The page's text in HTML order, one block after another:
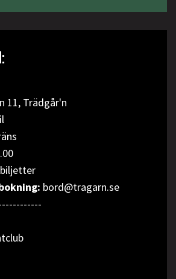
11, Trädgår'n
bord@tragarn.se